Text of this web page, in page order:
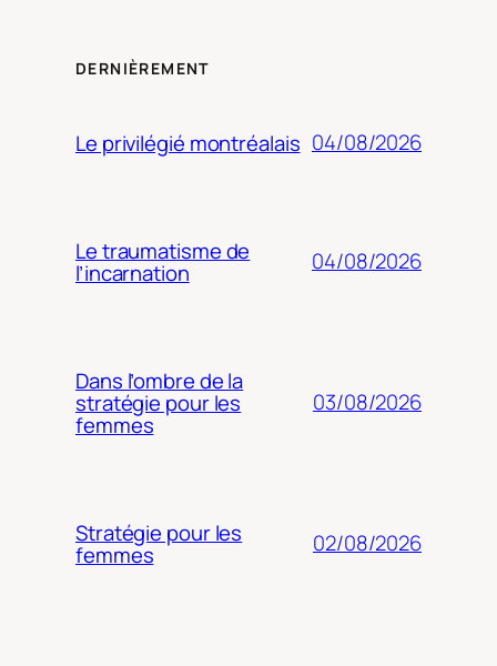
DERNIÈREMENT
Le privilégié montréalais 04/08/2026
Le traumatisme de
l’incarnation 04/08/2026
Dans l’ombre de la
stratégie pour les
femmes
03/08/2026
Stratégie pour les
femmes 02/08/2026